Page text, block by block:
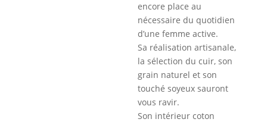
encore place au
nécessaire du quotidien
d’une femme active.
Sa réalisation artisanale,
la sélection du cuir, son
grain naturel et son
touché soyeux sauront
vous ravir.
Son intérieur coton